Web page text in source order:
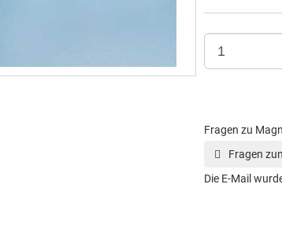
Fragen zu
Fragen
Die E-Mail